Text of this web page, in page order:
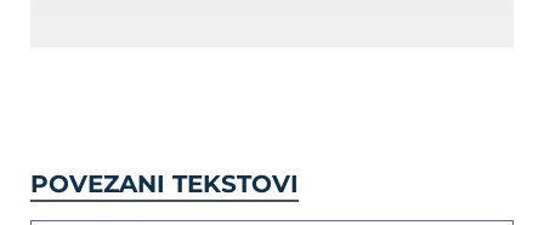
POVEZANI TEKSTOVI